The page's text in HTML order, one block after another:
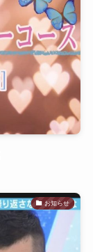
お知らせ